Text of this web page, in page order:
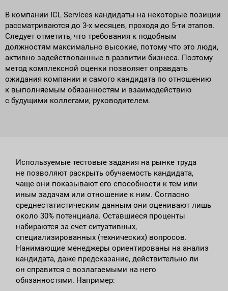
В компании ICL Services кандидаты на некоторые позиции
рассматриваются до 3-х месяцев, проходя до 5-ти этапов.
Следует отметить, что требования к подобным
должностям максимально высокие, потому что это люди,
активно задействованные в развитии бизнеса. Поэтому
метод комплексной оценки позволяет оправдать
ожидания компании и самого кандидата по отношению
к выполняемым обязанностям и взаимодействию
с будущими коллегами, руководителем.
Используемые тестовые задания на рынке труда
не позволяют раскрыть обучаемость кандидата,
чаще они показывают его способности к тем или
иным задачам или отношение к ним. Согласно
среднестатистическим данным они оценивают лишь
около 30% потенциала. Оставшиеся проценты
набираются за счет ситуативных,
специализированных (технических) вопросов.
Нанимающие менеджеры ориентированы на анализ
кандидата, даже предсказание, действительно ли
он справится с возлагаемыми на него
обязанностями. Например: